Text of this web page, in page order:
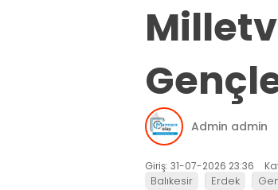
Admin admin
Giriş: 31-07-2026 23:36
Balıkesir Erdek